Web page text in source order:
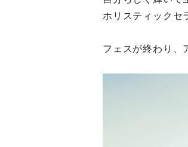
ホリスティックセ
フェスが終わり、